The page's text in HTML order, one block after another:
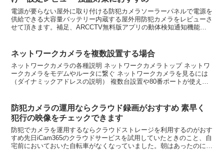
電源が要らない屋外に取り付ける防犯カメラソーラーパネルで電源を
供給できる大容量バッテリー内蔵する屋外用防犯カメラをレビューさ
せて頂きます。補足、ARCCTV無料版アプリの動体検知通知機能が
ネットワークカメラを複数設置する場合
ネットワークカメラの各種説明 ネットワークカメラトップ ネットワ
ークカメラをモデムやルータに繋ぐ ネットワークカメラを見るには
（ダイナミックアドレスの説明） 複数台設置や80番ポートが使えな
防犯カメラの運用ならクラウド録画がおすすめ 素早く
犯行の映像をチェックできます
防犯でカメラを運用するならクラウドストレージを利用するのがおす
すめ先日iCam365のクラウドサービスを試用していたときのこと、自
宅前においておいた自転車がなくなっていました。朝はあったのに昼